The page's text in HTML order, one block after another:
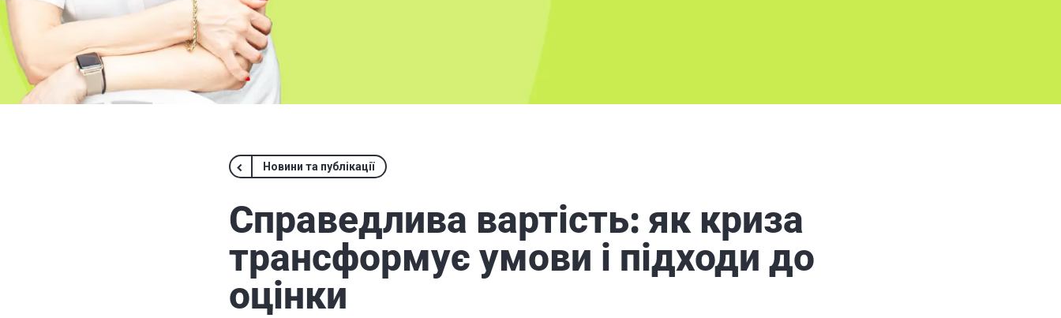
Новини та публікації
Справедлива вартість: як криза
трансформує умови і підходи до
оцінки